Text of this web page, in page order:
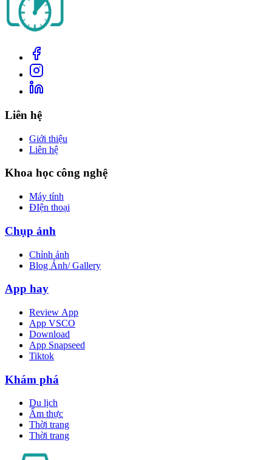
Liên hệ
Giới thiệu
Liên hệ
Khoa học công nghệ
Máy tính
ĐIện thoại
Chụp ảnh
Chỉnh ảnh
Blog Ảnh/ Gallery
App hay
Review App
App VSCO
Download
App Snapseed
Tiktok
Khám phá
Du lịch
Ẩm thực
Thời trang
Thời trang